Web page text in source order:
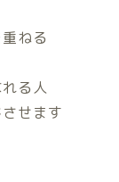
ねる
る人
せます